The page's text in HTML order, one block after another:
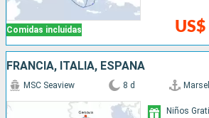
Comidas incluidas
FRANCIA, ITALIA, ESPAÑA
MSC Seaview 8 d
Niños